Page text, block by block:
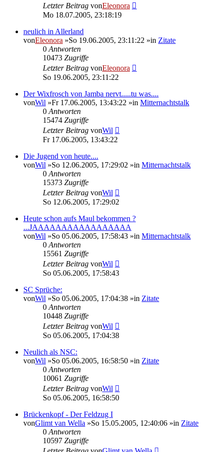
Letzter Beitrag vonEleonora
Mo 18.07.2005, 23:18:19
neulich in Allerland
vonEleonora »So 19.06.2005, 23:11:22 »in Zitate
0 Antworten
10473 Zugriffe
Letzter Beitrag vonEleonora
So 19.06.2005, 23:11:22
Der Wixfrosch von Jamba nervt.....tu was....
vonWil »Fr 17.06.2005, 13:43:22 »in Mitternachtstalk
0 Antworten
15474 Zugriffe
Letzter Beitrag vonWil
Fr 17.06.2005, 13:43:22
Die Jugend von heute....
vonWil »So 12.06.2005, 17:29:02 »in Mitternachtstalk
0 Antworten
15373 Zugriffe
Letzter Beitrag vonWil
So 12.06.2005, 17:29:02
Heute schon aufs Maul bekommen ?
...JAAAAAAAAAAAAAAAAA
vonWil »So 05.06.2005, 17:58:43 »in Mitternachtstalk
0 Antworten
15561 Zugriffe
Letzter Beitrag vonWil
So 05.06.2005, 17:58:43
SC Sprüche:
vonWil »So 05.06.2005, 17:04:38 »in Zitate
0 Antworten
10448 Zugriffe
Letzter Beitrag vonWil
So 05.06.2005, 17:04:38
Neulich als NSC:
vonWil »So 05.06.2005, 16:58:50 »in Zitate
0 Antworten
10061 Zugriffe
Letzter Beitrag vonWil
So 05.06.2005, 16:58:50
Brückenkopf - Der Feldzug I
vonGlimt van Wella »So 15.05.2005, 12:40:06 »in Zitate
0 Antworten
10597 Zugriffe